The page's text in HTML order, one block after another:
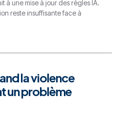
à une mise à jour des règles IA.
reste insuffisante face à
la violence
un problème